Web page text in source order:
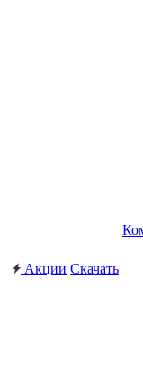
Акции Скачать